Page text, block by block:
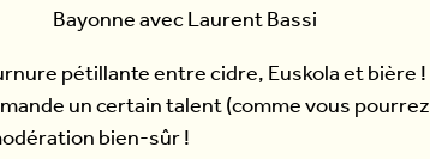
pétillante entre cidre, Euskola et bière !
un certain talent (comme vous pourrez
bien-sûr !